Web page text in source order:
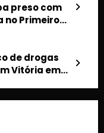
preso com
no Primeiro
de drogas
Vitória em